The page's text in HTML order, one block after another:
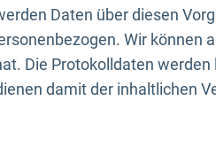
Daten über diesen
Wir können
Die Protokolldaten
damit der inhaltlichen